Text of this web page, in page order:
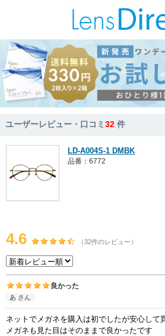
ユーザーレビュー・口コミ32 件
LD-A004S-1 DMBK
品番：6772
4.6 （32件のレビュー）
良かった
あ さん
ネットでメガネを購入は初でしたが安心して
メガネも見た目はそのままで良かったです